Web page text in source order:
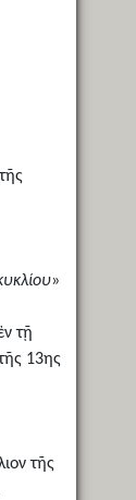
»
τῇ
13ης
τῆς